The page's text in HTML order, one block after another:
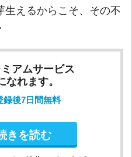
生えるからこそ、その不
アムサービス
なれます。
録後7日間無料
きを読む